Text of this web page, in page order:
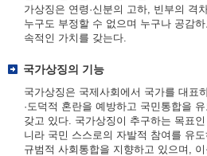
가상징은 연령·신분의 고하, 빈부의 격
누구도 부정할 수 없으며 누구나 공감
속적인 가치를 갖는다.
국가상징의 기능
국가상징은 국제사회에서 국가를 대표
·도덕적 혼란을 예방하고 국민통합을
갖고 있다. 국가상징이 추구하는 목표
니라 국민 스스로의 자발적 참여를 유
규범적 사회통합을 지향하고 있으며,